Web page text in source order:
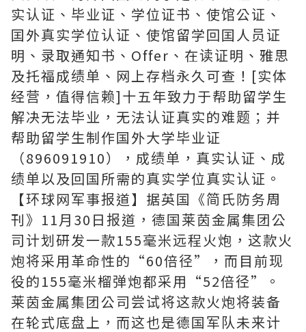
实认证、毕业证、学位证书、使馆公证、
囯外真实学位认证、使馆留学回囯人员证
明、录取通知书、Offer、在读证明、雅思
及托福成绩单、网上存档永久可查！[实体
经营，值得信赖]十五年致力于帮助留学生
解决无法毕业，无法认证真实的难题；并
帮助留学生制作国外大学毕业证
（896091910），成绩单，真实认证、成
绩单以及回国所需的真实学位真实认证。
【环球网军事报道】据英国《简氏防务周
刊》11月30日报道，德国莱茵金属集团公
司计划研发一款155毫米远程火炮，这款火
炮将采用革命性的“60倍径”，而目前现
役的155毫米榴弹炮都采用“52倍径”。
莱茵金属集团公司尝试将这款火炮将装备
在轮式底盘上，而这也是德国军队未来计